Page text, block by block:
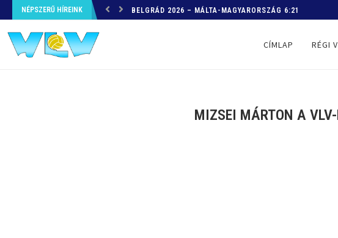
NÉPSZERŰ HÍREINK HELYZETKÉP AZ EB-RŐL – A TOVÁBBI PROGRAM
CÍMLAP RÉGI
MIZSEI MÁRTON A